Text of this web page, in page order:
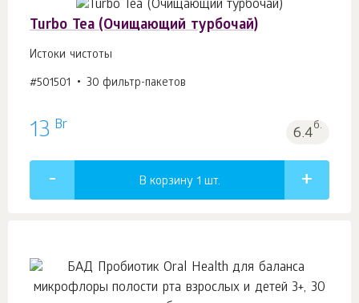
Turbo Tea (Очищающий турбочай)
Истоки чистоты
#501501 30 фильтр-пакетов
13 Br 6.4б.
В корзину 1 шт.